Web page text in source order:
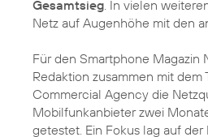
Gesamtsieg. In vielen
Netz auf Augenhöhe mit den
Für den Smartphone Magazin
Redaktion zusammen mit dem
Commercial Agency die
Mobilfunkanbieter zwei
getestet. Ein Fokus lag auf der